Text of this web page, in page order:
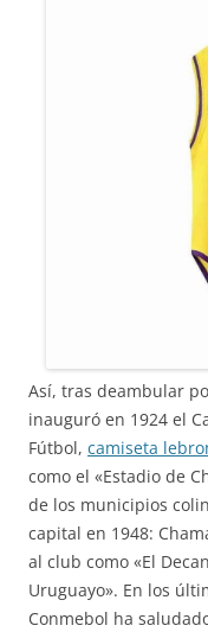
Así, tras deambular
inauguró en 1924 el
Fútbol, camiseta
como el «Estadio de
de los municipios
capital en 1948:
al club como «El
Uruguayo». En los
Conmebol ha